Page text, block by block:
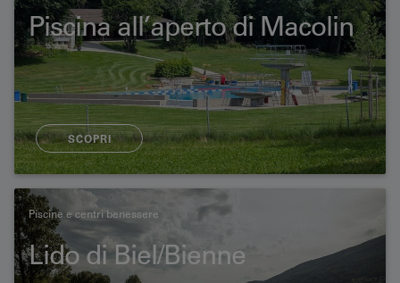
Piscina all’aperto di Macolin
SCOPRI
Piscine e centri benessere
Lido di Biel/Bienne